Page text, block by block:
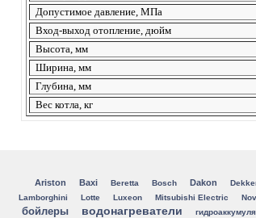
Допустимое давление, МПа
Вход-выход отопление, дюйм
Высота, мм
Ширина, мм
Глубина, мм
Вес котла, кг
Ariston Baxi Beretta Bosch Dakon
Lamborghini
Lotte Luxeon Mitsubishi Electric
бойлеры водонагреватели